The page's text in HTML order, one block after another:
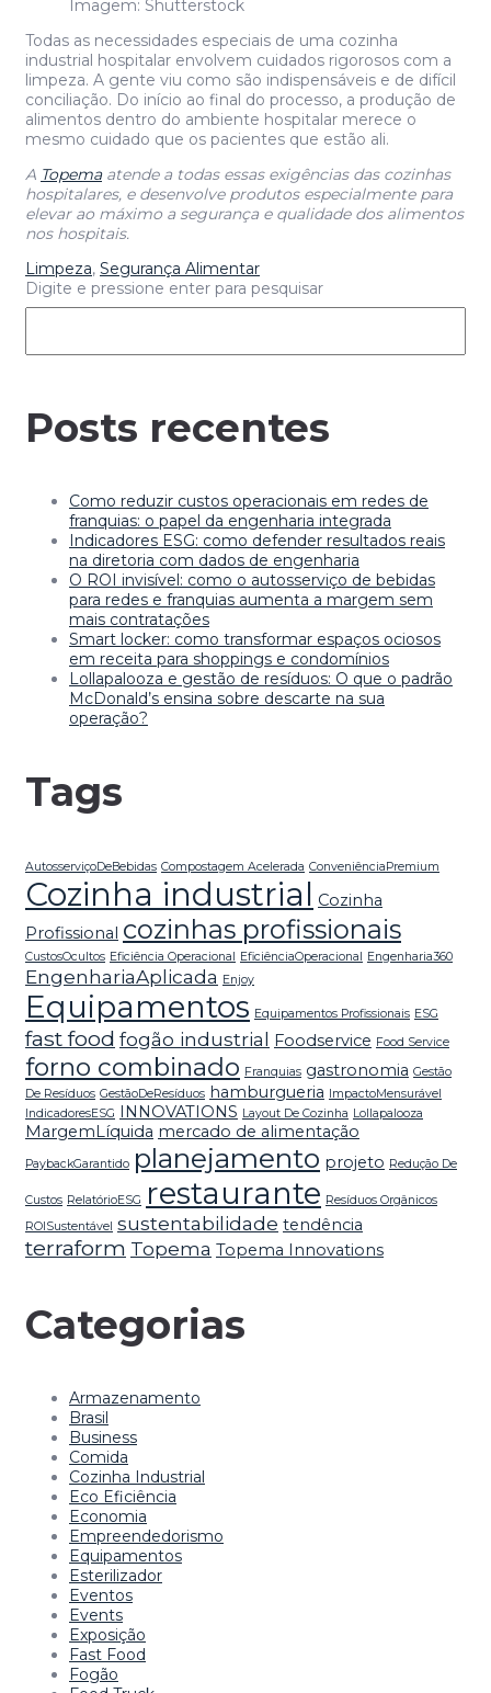
Imagem: Shutterstock
Todas as necessidades especiais de uma cozinha
industrial hospitalar envolvem cuidados rigorosos com a
limpeza. A gente viu como são indispensáveis e de difícil
conciliação. Do início ao final do processo, a produção de
alimentos dentro do ambiente hospitalar merece o
mesmo cuidado que os pacientes que estão ali.
A Topemaatende a todas essas exigências das cozinhas
hospitalares, e desenvolve produtos especialmente para
elevar ao máximo a segurança e qualidade dos alimentos
nos hospitais.
Limpeza, Segurança Alimentar
Digite e pressione enter para pesquisar
Posts recentes
Como reduzir custos operacionais em redes de
franquias: o papel da engenharia integrada
Indicadores ESG: como defender resultados reais
na diretoria com dados de engenharia
O ROI invisível: como o autosserviço de bebidas
para redes e franquias aumenta a margem sem
mais contratações
Smart locker: como transformar espaços ociosos
em receita para shoppings e condomínios
Lollapalooza e gestão de resíduos: O que o padrão
McDonald’s ensina sobre descarte na sua
operação?
Tags
AutosserviçoDeBebidas Compostagem Acelerada ConveniênciaPremium
Cozinha industrial Cozinha
Profissional cozinhas profissionais
CustosOcultos Eficiência Operacional EficiênciaOperacional Engenharia360
EngenhariaAplicada Enjoy
Equipamentos Equipamentos Profissionais ESG
fast food fogão industrial Foodservice Food Service
forno combinado Franquias gastronomia Gestão
De Resíduos GestãoDeResíduos hamburgueria
ImpactoMensurável
IndicadoresESG
INNOVATIONS Layout De Cozinha Lollapalooza
MargemLíquida mercado de alimentação
PaybackGarantido planejamento projeto Redução De
Custos RelatórioESG restaurante Resíduos Orgânicos
ROISustentável sustentabilidade tendência
terraform Topema Topema Innovations
Categorias
Armazenamento
Brasil
Business
Comida
Cozinha Industrial
Eco Eficiência
Economia
Empreendedorismo
Equipamentos
Esterilizador
Eventos
Events
Exposição
Fast Food
Fogão